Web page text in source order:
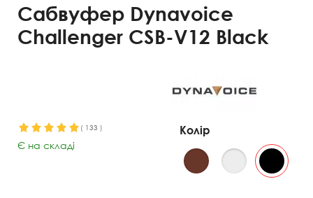
Сабвуфер Dynavoice
Challenger CSB-V12 Black
( 133 )
Є на складі
Колір